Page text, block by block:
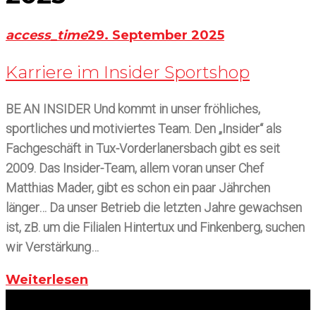
access_time29. September 2025
Karriere im Insider Sportshop
BE AN INSIDER Und kommt in unser fröhliches,
sportliches und motiviertes Team. Den „Insider“ als
Fachgeschäft in Tux-Vorderlanersbach gibt es seit
2009. Das Insider-Team, allem voran unser Chef
Matthias Mader, gibt es schon ein paar Jährchen
länger… Da unser Betrieb die letzten Jahre gewachsen
ist, zB. um die Filialen Hintertux und Finkenberg, suchen
wir Verstärkung…
Weiterlesen